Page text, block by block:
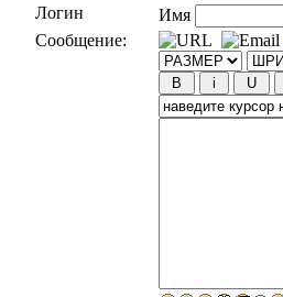
Логин
Имя
Сообщение: